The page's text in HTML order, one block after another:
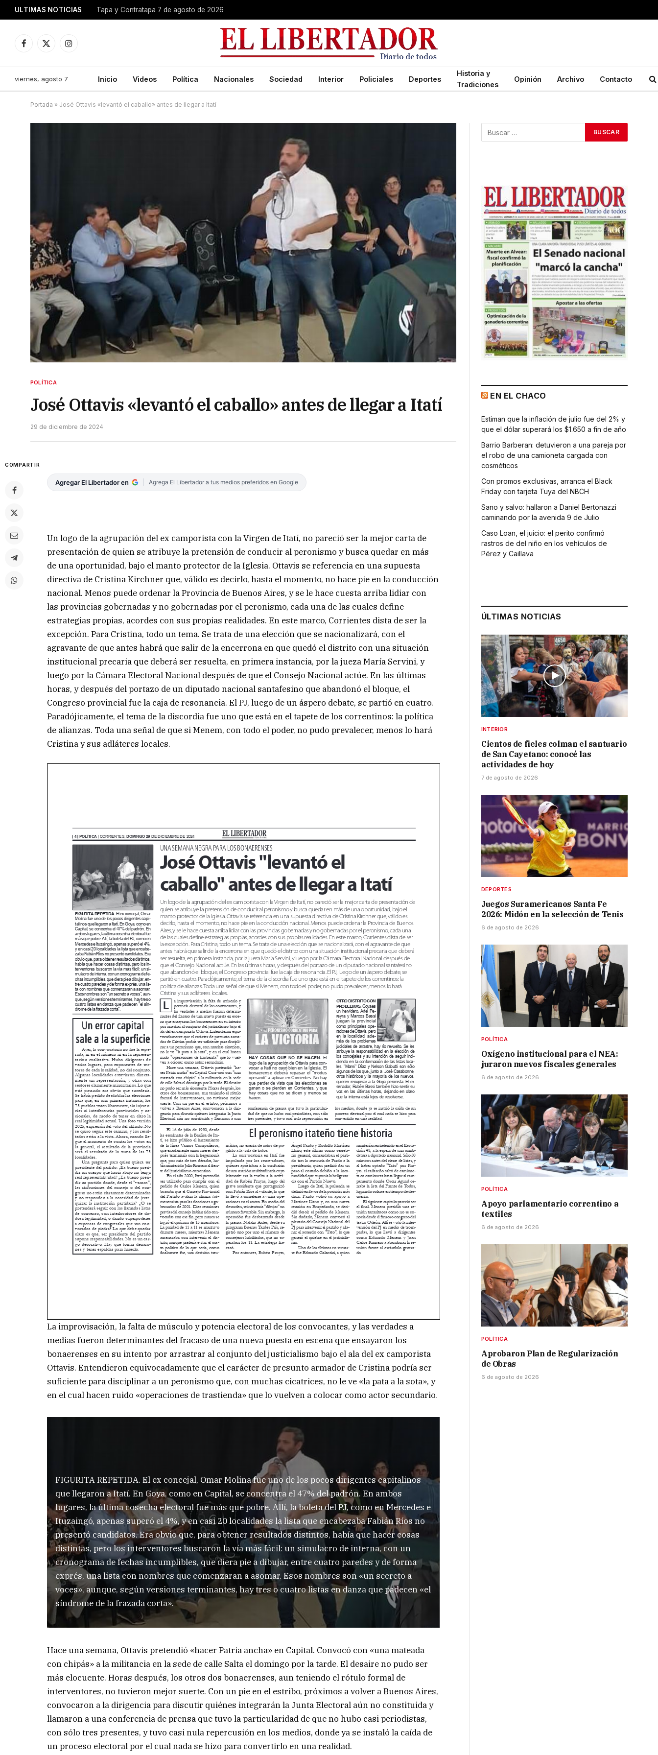
ULTIMAS NOTICIAS Tapa y Contratapa 7 de agosto de 2026
Facebook
X
Instagram
viernes, agosto 7 Inicio Videos Política Nacionales Sociedad Interior Policiales Deportes
Historia y
Tradiciones
Opinión Archivo Contacto
Portada » José Ottavis «levantó el caballo» antes de llegar a Itatí
POLÍTICA
José Ottavis «levantó el caballo» antes de llegar a Itatí
29 de diciembre de 2024
COMPARTIR
Agregar El Libertador en Agrega El Libertador a tus medios preferidos en Google
Un logo de la agrupación del ex camporista con la Virgen de Itatí, no pareció ser la mejor carta de
presentación de quien se atribuye la pretensión de conducir al peronismo y busca quedar en más
de una oportunidad, bajo el manto protector de la Iglesia. Ottavis se referencia en una supuesta
directiva de Cristina Kirchner que, válido es decirlo, hasta el momento, no hace pie en la conducción
nacional. Menos puede ordenar la Provincia de Buenos Aires, y se le hace cuesta arriba lidiar con
las provincias gobernadas y no gobernadas por el peronismo, cada una de las cuales define
estrategias propias, acordes con sus propias realidades. En este marco, Corrientes dista de ser la
excepción. Para Cristina, todo un tema. Se trata de una elección que se nacionalizará, con el
agravante de que antes habrá que salir de la encerrona en que quedó el distrito con una situación
institucional precaria que deberá ser resuelta, en primera instancia, por la jueza María Servini, y
luego por la Cámara Electoral Nacional después de que el Consejo Nacional actúe. En las últimas
horas, y después del portazo de un diputado nacional santafesino que abandonó el bloque, el
Congreso provincial fue la caja de resonancia. El PJ, luego de un áspero debate, se partió en cuatro.
Paradójicamente, el tema de la discordia fue uno que está en el tapete de los correntinos: la política
de alianzas. Toda una señal de que si Menem, con todo el poder, no pudo prevalecer, menos lo hará
Cristina y sus adláteres locales.
La improvisación, la falta de músculo y potencia electoral de los convocantes, y las verdades a
medias fueron determinantes del fracaso de una nueva puesta en escena que ensayaron los
bonaerenses en su intento por arrastrar al conjunto del justicialismo bajo el ala del ex camporista
Ottavis. Entendieron equivocadamente que el carácter de presunto armador de Cristina podría ser
suficiente para disciplinar a un peronismo que, con muchas cicatrices, no le ve «la pata a la sota», y
en el cual hacen ruido «operaciones de trastienda» que lo vuelven a colocar como actor secundario.
FIGURITA REPETIDA. El ex concejal, Omar Molina fue uno de los pocos dirigentes capitalinos
que llegaron a Itatí. En Goya, como en Capital, se concentra el 47% del padrón. En ambos
lugares, la última cosecha electoral fue más que pobre. Allí, la boleta del PJ, como en Mercedes e
Ituzaingó, apenas superó el 4%, y en casi 20 localidades la lista que encabezaba Fabián Ríos no
presentó candidatos. Era obvio que, para obtener resultados distintos, había que hacer cosas
distintas, pero los interventores buscaron la vía más fácil: un simulacro de interna, con un
cronograma de fechas incumplibles, que diera pie a dibujar, entre cuatro paredes y de forma
exprés, una lista con nombres que comenzaran a asomar. Esos nombres son «un secreto a
voces», aunque, según versiones terminantes, hay tres o cuatro listas en danza que padecen «el
síndrome de la frazada corta».
Hace una semana, Ottavis pretendió «hacer Patria ancha» en Capital. Convocó con «una mateada
con chipás» a la militancia en la sede de calle Salta el domingo por la tarde. El desaire no pudo ser
más elocuente. Horas después, los otros dos bonaerenses, aun teniendo el rótulo formal de
interventores, no tuvieron mejor suerte. Con un pie en el estribo, próximos a volver a Buenos Aires,
convocaron a la dirigencia para discutir quiénes integrarán la Junta Electoral aún no constituida y
llamaron a una conferencia de prensa que tuvo la particularidad de que no hubo casi periodistas,
con sólo tres presentes, y tuvo casi nula repercusión en los medios, donde ya se instaló la caída de
un proceso electoral por el cual nada se hizo para convertirlo en una realidad.
EN EL CHACO
Estiman que la inflación de julio fue del 2% y
que el dólar superará los $1.650 a fin de año
Barrio Barberan: detuvieron a una pareja por
el robo de una camioneta cargada con
cosméticos
Con promos exclusivas, arranca el Black
Friday con tarjeta Tuya del NBCH
Sano y salvo: hallaron a Daniel Bertonazzi
caminando por la avenida 9 de Julio
Caso Loan, el juicio: el perito confirmó
rastros de del niño en los vehículos de
Pérez y Caillava
ÚLTIMAS NOTICIAS
INTERIOR
Cientos de fieles colman el santuario
de San Cayetano: conocé las
actividades de hoy
7 de agosto de 2026
DEPORTES
Juegos Suramericanos Santa Fe
2026: Midón en la selección de Tenis
6 de agosto de 2026
POLÍTICA
Oxígeno institucional para el NEA:
juraron nuevos fiscales generales
6 de agosto de 2026
POLÍTICA
Apoyo parlamentario correntino a
textiles
6 de agosto de 2026
POLÍTICA
Aprobaron Plan de Regularización
de Obras
6 de agosto de 2026